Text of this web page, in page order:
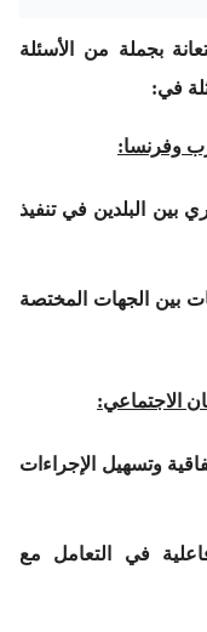
بجملة من الأسئلة
في:
وفرنسا:
بين البلدين في تنفيذ
بين الجهات المختصة
الاجتماعي:
وتسهيل الإجراءات
في التعامل مع